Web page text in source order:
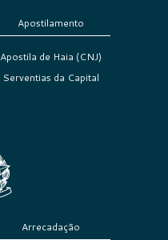
Apostilamento
Apostila de Haia (CNJ)
Serventias da Capital
Arrecadação